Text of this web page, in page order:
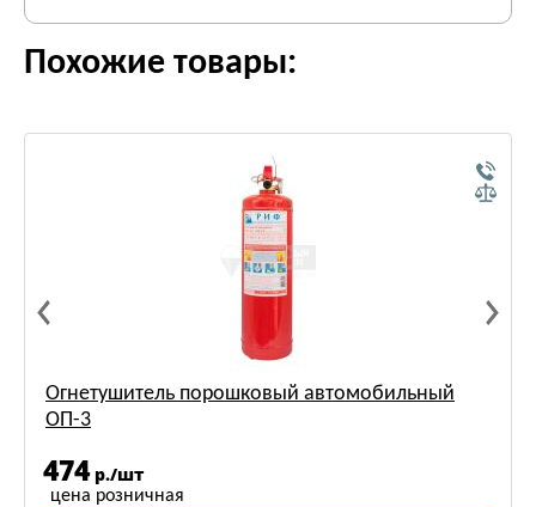
Похожие товары:
Огнетушитель порошковый автомобильный
ОП-3
474 р./шт
цена розничная